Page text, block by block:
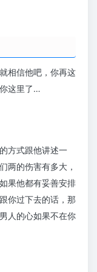
相信他吧，你再这
这里了…
方式跟他讲述一
两的伤害有多大，
果他都有妥善安排
你过下去的话，那
人的心如果不在你